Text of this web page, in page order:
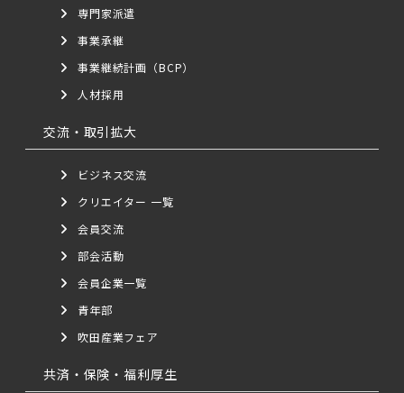
専門家派遣
事業承継
事業継続計画（BCP）
人材採用
交流・取引拡大
ビジネス交流
クリエイター 一覧
会員交流
部会活動
会員企業一覧
青年部
吹田産業フェア
共済・保険・福利厚生